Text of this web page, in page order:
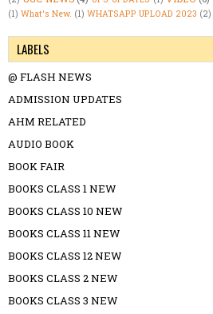
(1) What's New. (1) WHATSAPP UPLOAD 2023 (2)
LABELS
@ FLASH NEWS
ADMISSION UPDATES
AHM RELATED
AUDIO BOOK
BOOK FAIR
BOOKS CLASS 1 NEW
BOOKS CLASS 10 NEW
BOOKS CLASS 11 NEW
BOOKS CLASS 12 NEW
BOOKS CLASS 2 NEW
BOOKS CLASS 3 NEW